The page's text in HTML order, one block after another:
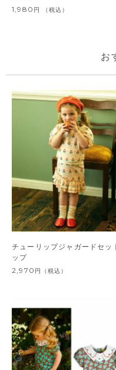
1,980 税込
お
チューリップジャガードセッ
ップ
2,970 円 （税込）